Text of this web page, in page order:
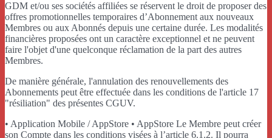
GDM et/ou ses sociétés affiliées se réservent le droit de proposer des
offres promotionnelles temporaires d’Abonnement aux nouveaux
Membres ou aux Abonnés depuis une certaine durée. Les modalités
financières proposées ont un caractère exceptionnel et ne peuvent
faire l'objet d'une quelconque réclamation de la part des autres
Membres.
De manière générale, l'annulation des renouvellements des
Abonnements peut être effectuée dans les conditions de l'article 17
"résiliation" des présentes CGUV.
• Application Mobile / AppStore • AppStore Le Membre peut créer
son Compte dans les conditions visées à l’article 6.1.2. Il pourra